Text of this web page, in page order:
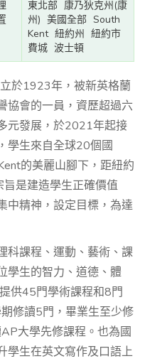
東北部 康乃狄克州(康
州) 美國全部 South
Kent 紐約州
紐約市
費城 波士頓
於1923年，被新英格蘭
協會的一員，資歷超過六
元發展，於2021年起接
學生來自全球20個國
的美麗山腳下，距紐約
是建造學生正確價值
中精神，設定目標，為達
科課程、運動、藝術、課
學生的智力、道德、體
供45門學術課程和8門
修讀5門，畢業生至少修
大學先修課程。也為國
學生在英文寫作及口語上